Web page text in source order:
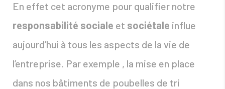
En effet cet acronyme pour qualifier notre
responsabilité sociale et sociétale influe
aujourd’hui à tous les aspects de la vie de
l’entreprise. Par exemple , la mise en place
dans nos bâtiments de poubelles de tri